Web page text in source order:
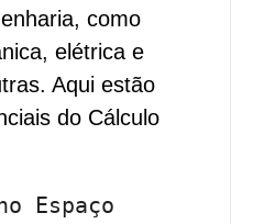
como
elétrica e
Aqui estão
do Cálculo